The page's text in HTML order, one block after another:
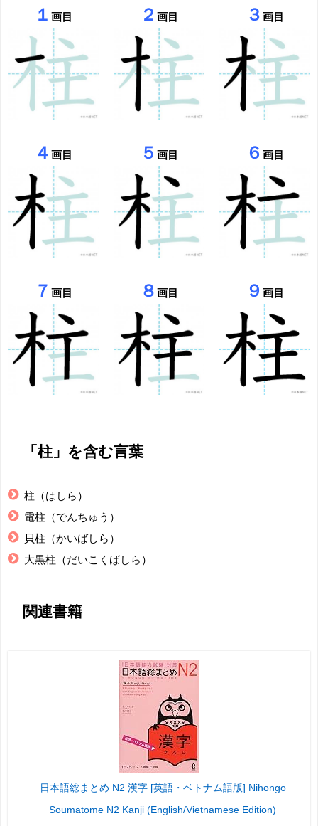
１画目 ２ 画目 ３ 画目
４画目 ５ 画目 ６ 画目
７画目 ８ 画目 ９ 画目
「柱」を含む言葉
柱（はしら）
電柱（でんちゅう）
貝柱（かいばしら）
大黒柱（だいこくばしら）
関連書籍
日本語総まとめ N2 漢字 [英語・ベトナム語版] Nihongo
Soumatome N2 Kanji (English/Vietnamese Edition)